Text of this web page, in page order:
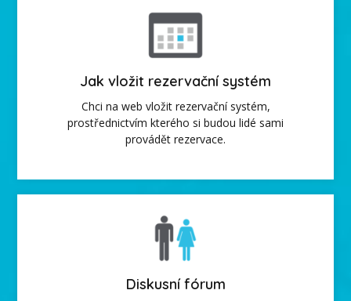
Jak vložit rezervační systém
Chci na web vložit rezervační systém,
prostřednictvím kterého si budou lidé sami
provádět rezervace.
Diskusní fórum